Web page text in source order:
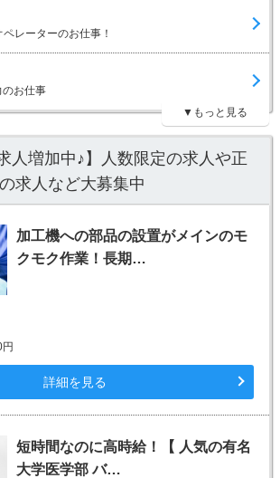
レーターのお仕事！
のお仕事
▼もっと見る
人増加中♪】人数限定の求人や正
求人など大募集中
加工機への部品の設置がメインのモ
クモク作業！長期…
詳細を見る
短時間なのに高時給！【 人気の有名
大学医学部 バ…